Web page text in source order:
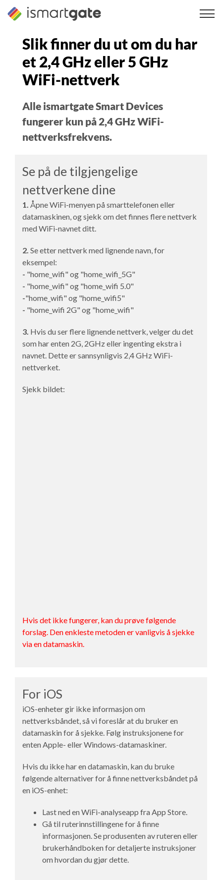
Hopp
Slik finner du ut om du har
et 2,4 GHz eller 5 GHz
WiFi-nettverk
Alle ismartgate Smart Devices
fungerer kun på 2,4 GHz WiFi-
nettverksfrekvens.
Se på de tilgjengelige
nettverkene dine
1. Åpne WiFi-menyen på smarttelefonen eller
datamaskinen, og sjekk om det finnes flere nettverk
med WiFi-navnet ditt.
2. Se etter nettverk med lignende navn, for
eksempel:
- "home_wifi" og "home_wifi_5G"
- "home_wifi" og "home_wifi 5.0"
-"home_wifi" og "home_wifi5"
- "home_wifi 2G" og "home_wifi"
3. Hvis du ser flere lignende nettverk, velger du det
som har enten 2G, 2GHz eller ingenting ekstra i
navnet. Dette er sannsynligvis 2,4 GHz WiFi-
nettverket.
Sjekk bildet:
Hvis det ikke fungerer, kan du prøve følgende
forslag. Den enkleste metoden er vanligvis å sjekke
via en datamaskin.
For iOS
iOS-enheter gir ikke informasjon om
nettverksbåndet, så vi foreslår at du bruker en
datamaskin for å sjekke. Følg instruksjonene for
enten Apple- eller Windows-datamaskiner.
Hvis du ikke har en datamaskin, kan du bruke
følgende alternativer for å finne nettverksbåndet på
en iOS-enhet:
Last ned en WiFi-analyseapp fra App Store.
Gå til ruterinnstillingene for å finne
informasjonen. Se produsenten av ruteren eller
brukerhåndboken for detaljerte instruksjoner
om hvordan du gjør dette.